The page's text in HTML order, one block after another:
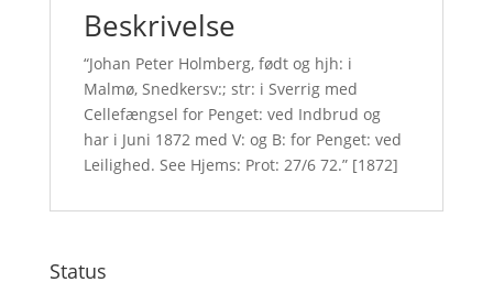
Beskrivelse
“Johan Peter Holmberg, født og hjh: i
Malmø, Snedkersv:; str: i Sverrig med
Cellefængsel for Penget: ved Indbrud og
har i Juni 1872 med V: og B: for Penget: ved
Leilighed. See Hjems: Prot: 27/6 72.” [1872]
Status